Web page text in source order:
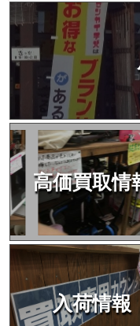
高価買取情
入荷情報